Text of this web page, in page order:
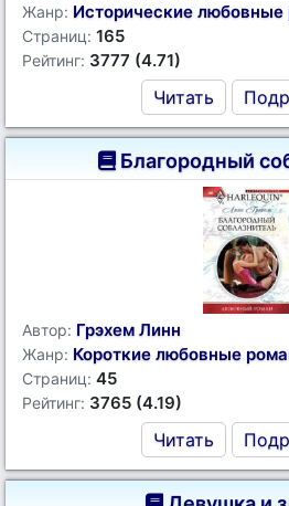
Жанр: Исторические
Страниц: 165
Рейтинг: 3777 (4.71)
Читать
Благородный
Автор: Грэхем Линн
Жанр: Короткие любовные
Страниц: 45
Рейтинг: 3765 (4.19)
Читать